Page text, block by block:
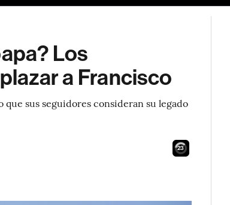
Los
a Francisco
sus seguidores consideran su legado
22